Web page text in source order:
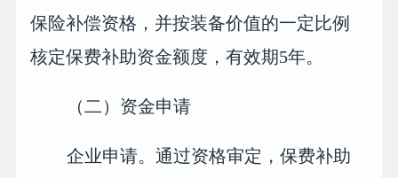
保险补偿资格，并按装备价值的一定比例
核定保费补助资金额度，有效期5年。
（二）资金申请
企业申请。通过资格审定，保费补助